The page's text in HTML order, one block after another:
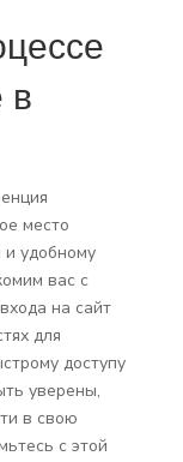
в
место
удобному
вас с
на сайт
для
доступу
уверены,
в свою
с этой